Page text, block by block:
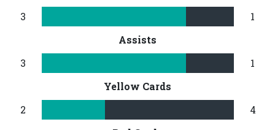
3
1
Assists
3
1
Yellow Cards
2
4